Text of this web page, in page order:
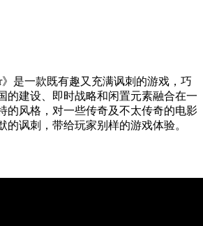
》是一款既有趣又充满讽刺的游戏，巧
的建设、即时战略和闲置元素融合在一
的风格，对一些传奇及不太传奇的电影
的讽刺，带给玩家别样的游戏体验。